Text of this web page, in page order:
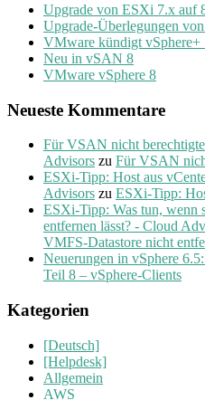
Upgrade von ESXi 7.x auf
Upgrade-Überlegungen
VMware kündigt vSphere+
Neu in vSAN 8
VMware vSphere 8
Neueste Kommentare
Für VSAN nicht
Advisors zu Für VSAN
ESXi-Tipp: Host aus
Advisors zu ESXi-Tipp:
ESXi-Tipp: Was tun, wenn
entfernen lässt? - Cloud
VMFS-Datastore nicht
Neuerungen in vSphere
Teil 8 – vSphere-Clients
Kategorien
[Deutsch]
[Helpdesk]
Allgemein
AWS